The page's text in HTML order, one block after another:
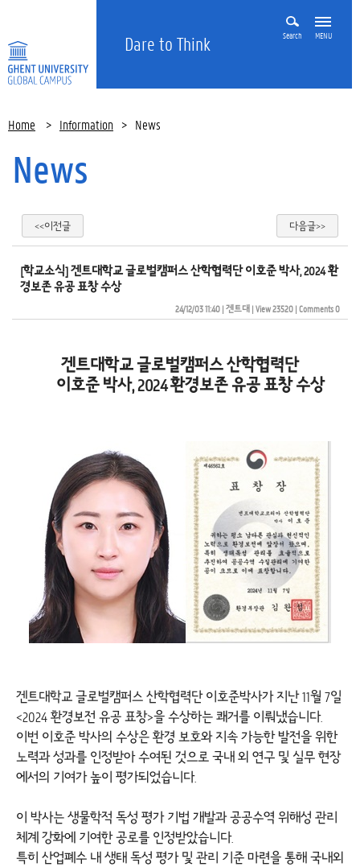
Dare to Think Search MENU
Home > Information > News
News
<<이전글 다음글>>
[학교소식] 겐트대학교 글로벌캠퍼스 산학협력단 이호준 박사, 2024 환
경보존 유공 표창 수상
24/12/03 11:40| 겐트대| View 23520| Comments 0
겐트대학교 글로벌캠퍼스 산학협력단
이호준 박사, 2024 환경보존 유공 표창 수상
겐트대학교 글로벌캠퍼스 산학협력단 이호준박사가 지난 11월 7일
<2024 환경보전 유공 표창>을 수상하는 쾌거를 이뤄냈습니다.
이번 이호준 박사의 수상은 환경 보호와 지속 가능한 발전을 위한
노력과 성과를 인정받아 수여된 것으로 국내 외 연구 및 실무 현장
에서의 기여가 높이 평가되었습니다.
이 박사는 생물학적 독성 평가 기법 개발과 공공수역 위해성 관리
체계 강화에 기여한 공로를 인정받았습니다.
특히 산업폐수 내 생태 독성 평가 및 관리 기준 마련을 통해 국내외